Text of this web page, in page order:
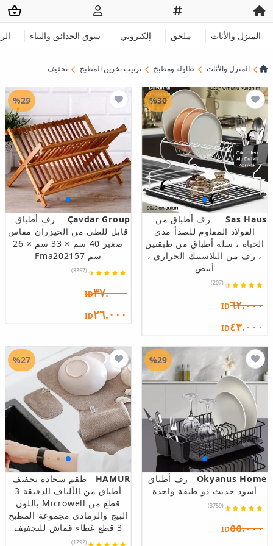
المنزل والأثاث ملحق إلكتروني سوق الحدائق والبناء
المنزل والأثاث طاولة ومطبخ ترتيب تخزين المطبخ تجفيف
Sas Haus
رف أطباق من
الفولاذ المقاوم للصدأ مدى
الحياة ، سلة أطباق من طبقتين
، رف من البلاستيك الحراري ،
أبيض
(207)
ID٦٢.٠٠٠
ID٤٣.٠٠٠
%30
Çavdar Group
رف أطباق
قابل للطي من الخيزران مقاس
صغير 40 سم × 33 سم × 26
سم Fma202157
(3357)
ID٣٧.٠٠٠
ID٢٦.٠٠٠
%29
Okyanus Home
رف أطباق
أسود حديث ذو طبقة واحدة
(3759)
ID٥٥.٠٠٠
%29
HAMUR
طقم سجادة تجفيف
أطباق من الألياف الدقيقة 3
قطع من Microwell باللون
البيج والرمادي مجموعة المطبخ
3 قطع غطاء قماش للتجفيف
(1292)
%27